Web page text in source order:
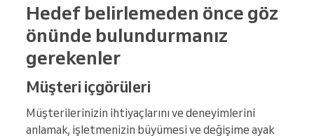
Hedef belirlemeden önce göz
önünde bulundurmanız
gerekenler
Müşteri içgörüleri
Müşterilerinizin ihtiyaçlarını ve deneyimlerini
anlamak, işletmenizin büyümesi ve değişime ayak